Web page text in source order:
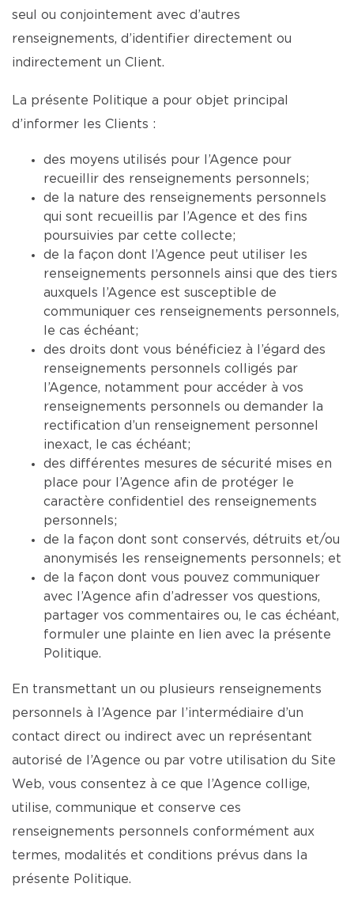
seul ou conjointement avec d’autres
renseignements, d’identifier directement ou
indirectement un Client.
La présente Politique a pour objet principal
d’informer les Clients :
des moyens utilisés pour l’Agence pour
recueillir des renseignements personnels;
de la nature des renseignements personnels
qui sont recueillis par l’Agence et des fins
poursuivies par cette collecte;
de la façon dont l’Agence peut utiliser les
renseignements personnels ainsi que des tiers
auxquels l’Agence est susceptible de
communiquer ces renseignements personnels,
le cas échéant;
des droits dont vous bénéficiez à l’égard des
renseignements personnels colligés par
l’Agence, notamment pour accéder à vos
renseignements personnels ou demander la
rectification d’un renseignement personnel
inexact, le cas échéant;
des différentes mesures de sécurité mises en
place pour l’Agence afin de protéger le
caractère confidentiel des renseignements
personnels;
de la façon dont sont conservés, détruits et/ou
anonymisés les renseignements personnels; et
de la façon dont vous pouvez communiquer
avec l’Agence afin d’adresser vos questions,
partager vos commentaires ou, le cas échéant,
formuler une plainte en lien avec la présente
Politique.
En transmettant un ou plusieurs renseignements
personnels à l’Agence par l’intermédiaire d’un
contact direct ou indirect avec un représentant
autorisé de l’Agence ou par votre utilisation du Site
Web, vous consentez à ce que l’Agence collige,
utilise, communique et conserve ces
renseignements personnels conformément aux
termes, modalités et conditions prévus dans la
présente Politique.